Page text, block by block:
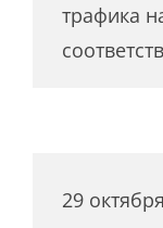
трафика
29